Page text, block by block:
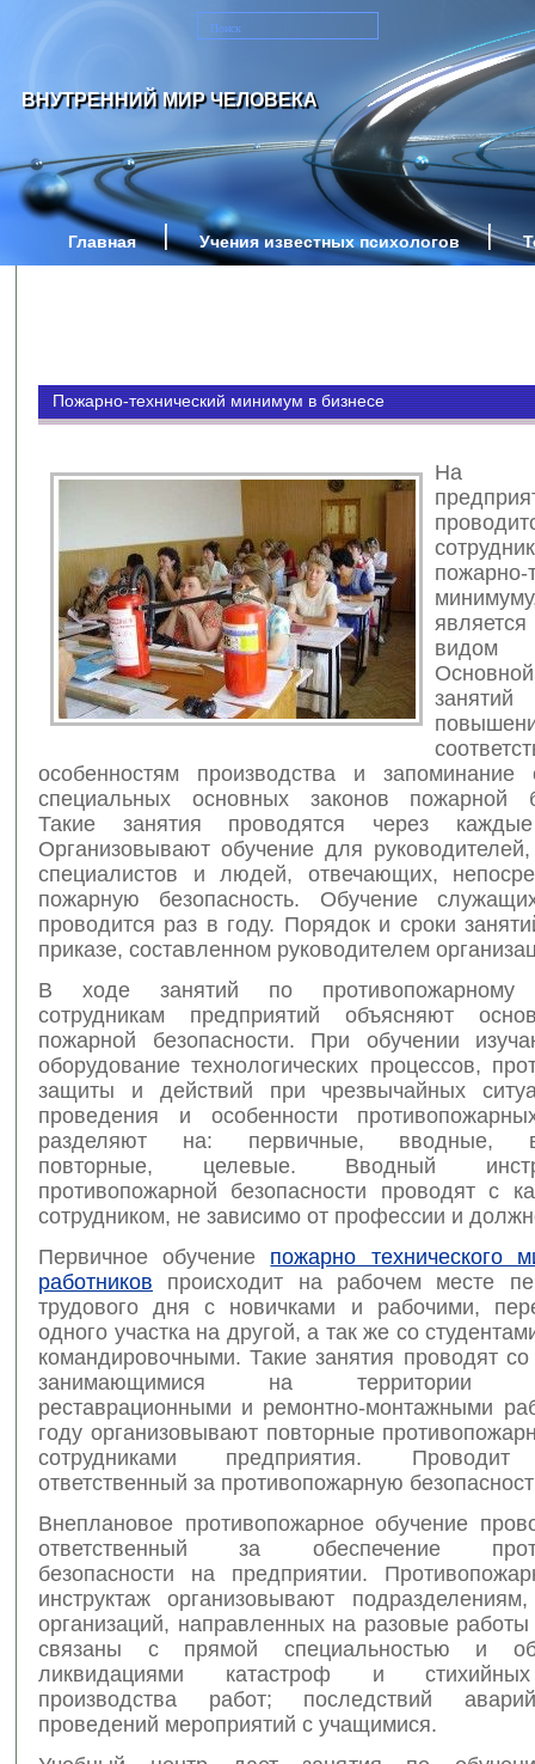
ВНУТРЕННИЙ МИР ЧЕЛОВЕКА
Главная Учения известных психологов
Пожарно-технический минимум в бизнесе
На
пожарно-
видом
особенностям производства и запоминание
специальных основных законов пожарной
Такие занятия проводятся через
Организовывают обучение для руководителей,
специалистов и людей, отвечающих,
пожарную безопасность. Обучение
проводится раз в году. Порядок и сроки
приказе, составленном руководителем
В ходе занятий по противопожарному
сотрудникам предприятий объясняют
пожарной безопасности. При обучении
оборудование технологических процессов,
защиты и действий при чрезвычайных
проведения и особенности
разделяют на: первичные, вводные,
повторные, целевые. Вводный
противопожарной безопасности проводят с
сотрудником, не зависимо от профессии и
Первичное обучение пожарно технического
работников происходит на рабочем месте
трудового дня с новичками и рабочими,
одного участка на другой, а так же со
командировочными. Такие занятия проводят со
занимающимися на территории
реставрационными и ремонтно-монтажными
году организовывают повторные
сотрудниками предприятия. Проводит
ответственный за противопожарную
Внеплановое противопожарное обучение
ответственный за обеспечение
безопасности на предприятии.
инструктаж организовывают
организаций, направленных на разовые
связаны с прямой специальностью и
ликвидациями катастроф и
производства работ; последствий
проведений мероприятий с учащимися.